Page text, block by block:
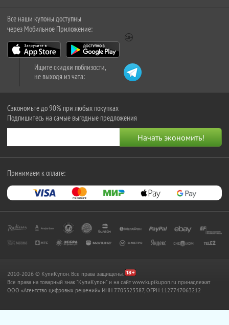
Все наши купоны доступны
через Мобильное Приложение:
Ищите скидки поблизости,
не выходя из чата:
Сэкономьте до 90% при любых покупках
Подпишитесь на самые выгодные предложения
Принимаем к оплате:
2010-2026 © КупиКупон. Все права защищены.
Все права на товарный знак "КупиКупон" и на сайт www.kupikupon.ru принадлежат
OOO «Агентство цифровых решений» ИНН 7705523387, ОГРН 1127747063212